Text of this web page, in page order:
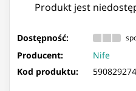
Produkt jest
Dostępność:
Producent:
Nife
Kod produktu: